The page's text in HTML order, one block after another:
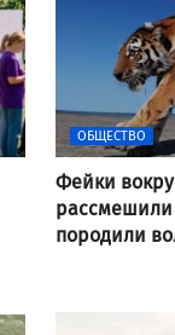
ОБЩЕСТВО
Фейки
рассмешили
породили